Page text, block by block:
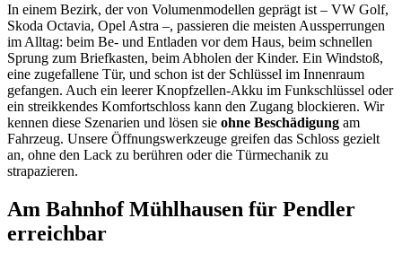
In einem Bezirk, der von Volumenmodellen geprägt ist – VW Golf,
Skoda Octavia, Opel Astra –, passieren die meisten Aussperrungen
im Alltag: beim Be- und Entladen vor dem Haus, beim schnellen
Sprung zum Briefkasten, beim Abholen der Kinder. Ein Windstoß,
eine zugefallene Tür, und schon ist der Schlüssel im Innenraum
gefangen. Auch ein leerer Knopfzellen-Akku im Funkschlüssel oder
ein streikkendes Komfortschloss kann den Zugang blockieren. Wir
kennen diese Szenarien und lösen sie ohne Beschädigung am
Fahrzeug. Unsere Öffnungswerkzeuge greifen das Schloss gezielt
an, ohne den Lack zu berühren oder die Türmechanik zu
strapazieren.
Am Bahnhof Mühlhausen für Pendler
erreichbar